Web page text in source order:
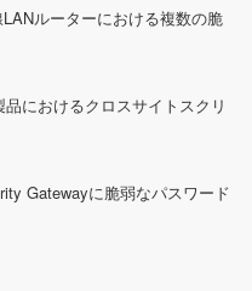
ルーターにおける複数の脆
におけるクロスサイトスクリ
Gatewayに脆弱なパスワード